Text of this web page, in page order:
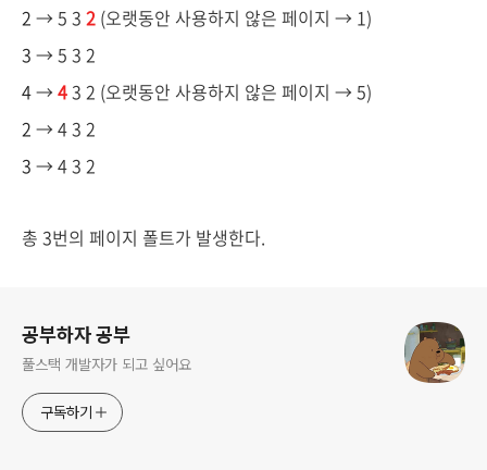
2 → 5 3 2 (오랫동안 사용하지 않은 페이지 → 1)
3 → 5 3 2
4→ 43 2 (오랫동안 사용하지 않은 페이지 → 5)
2 → 4 3 2
3 → 4 3 2
총 3번의 페이지 폴트가 발생한다.
공부하자 공부
풀스택 개발자가 되고 싶어요
구독하기